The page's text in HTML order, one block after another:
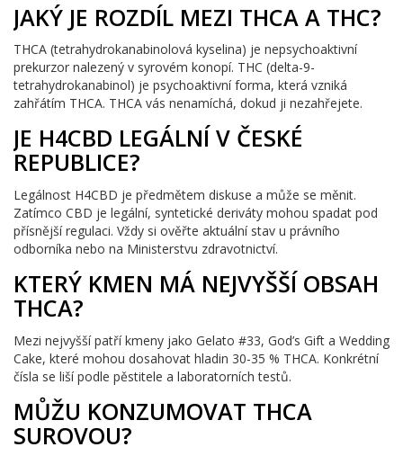
JAKÝ JE ROZDÍL MEZI THCA A THC?
THCA (tetrahydrokanabinolová kyselina) je nepsychoaktivní
prekurzor nalezený v syrovém konopí. THC (delta-9-
tetrahydrokanabinol) je psychoaktivní forma, která vzniká
zahřátím THCA. THCA vás nenamíchá, dokud ji nezahřejete.
JE H4CBD LEGÁLNÍ V ČESKÉ
REPUBLICE?
Legálnost H4CBD je předmětem diskuse a může se měnit.
Zatímco CBD je legální, syntetické deriváty mohou spadat pod
přísnější regulaci. Vždy si ověřte aktuální stav u právního
odborníka nebo na Ministerstvu zdravotnictví.
KTERÝ KMEN MÁ NEJVYŠŠÍ OBSAH
THCA?
Mezi nejvyšší patří kmeny jako Gelato #33, God’s Gift a Wedding
Cake, které mohou dosahovat hladin 30-35 % THCA. Konkrétní
čísla se liší podle pěstitele a laboratorních testů.
MŮŽU KONZUMOVAT THCA
SUROVOU?